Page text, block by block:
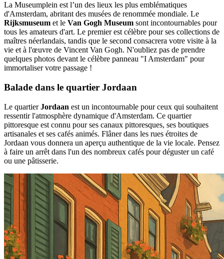
La Museumplein est l’un des lieux les plus emblématiques
d'Amsterdam, abritant des musées de renommée mondiale. Le
Rijksmuseum et le Van Gogh Museum sont incontournables pour
tous les amateurs d'art. Le premier est célèbre pour ses collections de
maîtres néerlandais, tandis que le second consacrera votre visite à la
vie et à l'œuvre de Vincent Van Gogh. N'oubliez pas de prendre
quelques photos devant le célèbre panneau "I Amsterdam" pour
immortaliser votre passage !
Balade dans le quartier Jordaan
Le quartierJordaan est un incontournable pour ceux qui souhaitent
ressentir l'atmosphère dynamique d'Amsterdam. Ce quartier
pittoresque est connu pour ses canaux pittoresques, ses boutiques
artisanales et ses cafés animés. Flâner dans les rues étroites de
Jordaan vous donnera un aperçu authentique de la vie locale. Pensez
à faire un arrêt dans l'un des nombreux cafés pour déguster un café
ou une pâtisserie.